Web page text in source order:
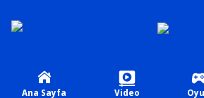
Ana Sayfa Video